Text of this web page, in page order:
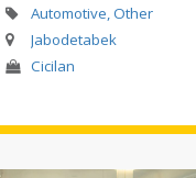
Automotive, Other
Jabodetabek
Cicilan